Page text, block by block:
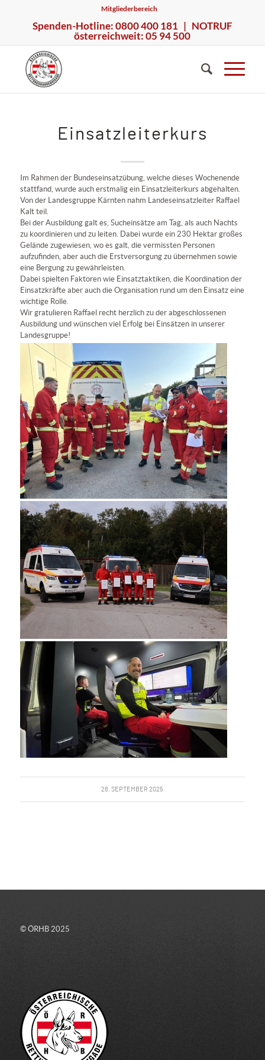
Mitgliederbereich
Spenden-Hotline: 0800 400 181 | NOTRUF
österreichweit: 05 94 500
Einsatzleiterkurs
Im Rahmen der Bundeseinsatzübung, welche dieses Wochenende
stattfand, wurde auch erstmalig ein Einsatzleiterkurs abgehalten.
Von der Landesgruppe Kärnten nahm Landeseinsatzleiter Raffael
Kalt teil.
Bei der Ausbildung galt es, Sucheinsätze am Tag, als auch Nachts
zu koordinieren und zu leiten. Dabei wurde ein 230 Hektar großes
Gelände zugewiesen, wo es galt, die vermissten Personen
aufzufinden, aber auch die Erstversorgung zu übernehmen sowie
eine Bergung zu gewährleisten.
Dabei spielten Faktoren wie Einsatztaktiken, die Koordination der
Einsatzkräfte aber auch die Organisation rund um den Einsatz eine
wichtige Rolle.
Wir gratulieren Raffael recht herzlich zu der abgeschlossenen
Ausbildung und wünschen viel Erfolg bei Einsätzen in unserer
Landesgruppe!
28. SEPTEMBER 2025
© ÖRHB 2025